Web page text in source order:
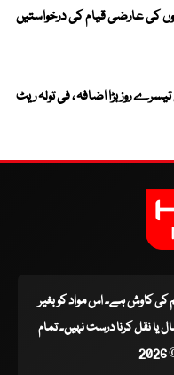
کی عارضی قیام کی درخواستیں
روز بڑا اضافہ ، فی تولہ ریٹ
کی کاوش ہے۔ اس مواد کو بغیر
نقل کرنا درست نہیں۔ تمام